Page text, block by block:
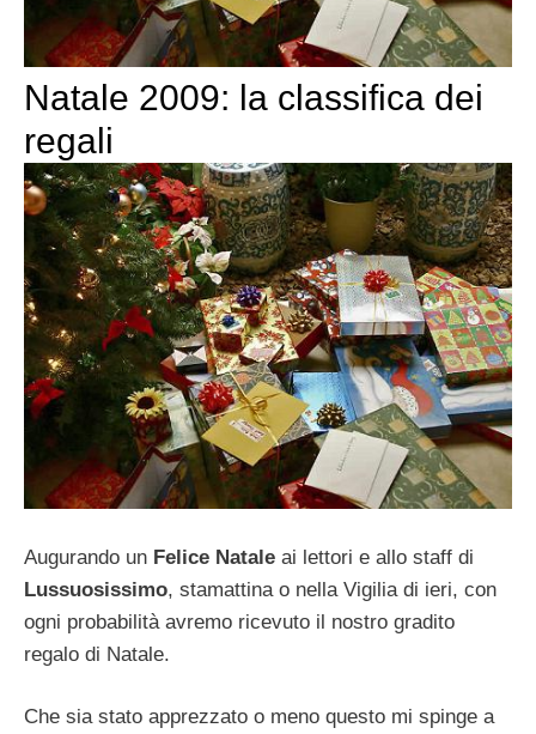
Natale 2009: la classifica dei
regali
Augurando un Felice Natale ai lettori e allo staff di
Lussuosissimo, stamattina o nella Vigilia di ieri, con
ogni probabilità avremo ricevuto il nostro gradito
regalo di Natale.
Che sia stato apprezzato o meno questo mi spinge a